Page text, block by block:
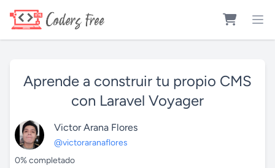
Aprende a construir tu propio CMS
con Laravel Voyager
Victor Arana Flores
@victoraranaflores
0% completado